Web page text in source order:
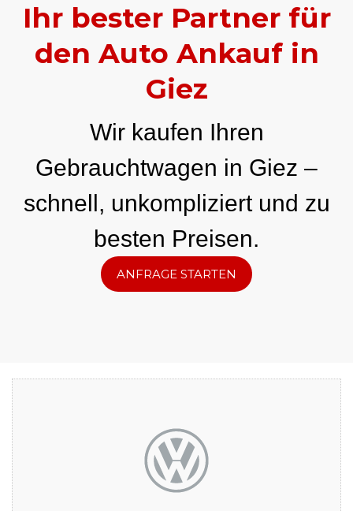
Ihr bester Partner für
den Auto Ankauf in
Giez
Wir kaufen Ihren
Gebrauchtwagen in Giez –
schnell, unkompliziert und zu
besten Preisen.
ANFRAGE STARTEN